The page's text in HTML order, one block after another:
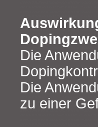
Die
Die
zu einer